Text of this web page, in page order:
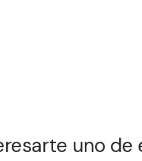
uno de